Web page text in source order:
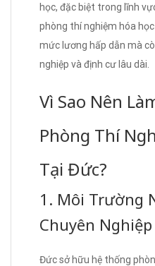
học, đặc biệt trong lĩnh
phòng thí nghiệm hóa
mức lương hấp dẫn mà
nghiệp và định cư lâu dài.
Vì Sao Nên
Phòng Thí
Tại Đức?
1. Môi Trường
Chuyên Nghiệp
Đức sở hữu hệ thống